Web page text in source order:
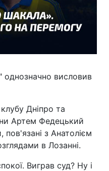
однозначно висловив
Дніпро та
Артем Федецький
з Анатолієм
в Лозанні.
Виграв суд? Ну і